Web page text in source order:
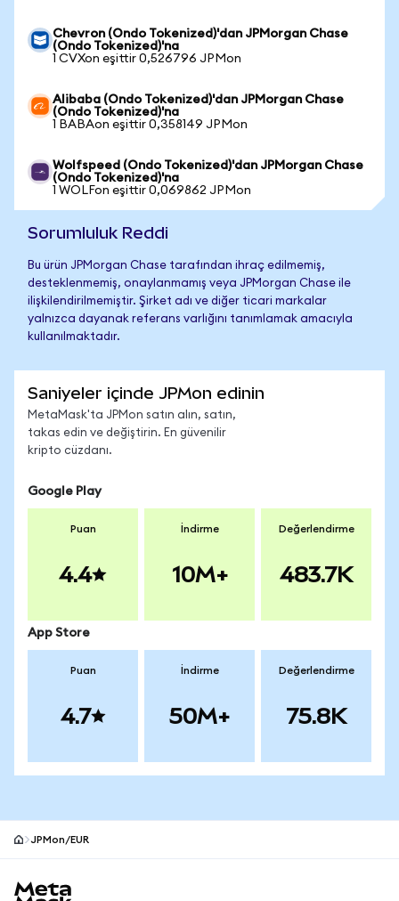
Chevron (Ondo Tokenized)'dan JPMorgan Chase
(Ondo Tokenized)'na
1 CVXon eşittir 0,526796 JPMon
Alibaba (Ondo Tokenized)'dan JPMorgan Chase
(Ondo Tokenized)'na
1 BABAon eşittir 0,358149 JPMon
Wolfspeed (Ondo Tokenized)'dan JPMorgan Chase
(Ondo Tokenized)'na
1 WOLFon eşittir 0,069862 JPMon
Sorumluluk Reddi
Bu ürün JPMorgan Chase tarafından ihraç edilmemiş,
desteklenmemiş, onaylanmamış veya JPMorgan Chase ile
ilişkilendirilmemiştir. Şirket adı ve diğer ticari markalar
yalnızca dayanak referans varlığını tanımlamak amacıyla
kullanılmaktadır.
Saniyeler içinde JPMon edinin
MetaMask'ta JPMon satın alın, satın,
takas edin ve değiştirin. En güvenilir
kripto cüzdanı.
Google Play
Puan
4.4
İndirme
10M+
Değerlendirme
483.7K
App Store
Puan
4.7
İndirme
50M+
Değerlendirme
75.8K
JPMon/EUR